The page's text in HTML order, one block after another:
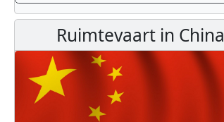
Ruimtevaart in China